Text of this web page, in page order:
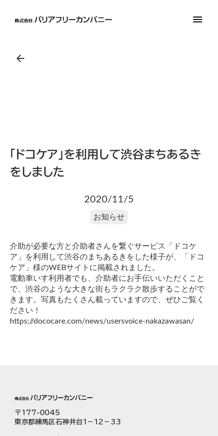
menu
arrow_back
「ドコケア」を利用して渋谷まちあるき
をしました
2020/11/5
お知らせ
介助が必要な方と介助者さんを繋ぐサービス
「ドコケ
ア」
を利用して渋谷のまちあるきをした様子が、「ドコ
ケア」様のWEBサイトに掲載されました。
電動車いす利用者でも、介助者にお手伝いいただくこと
で、渋谷のような大きな街もラクラク散歩することがで
きます。写真もたくさん載っていますので、ぜひご覧く
ださい！
https://dococare.com/news/usersvoice-nakazawasan/
〒177-0045
東京都練馬区石神井台1－12－33